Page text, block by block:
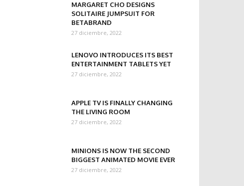
MARGARET CHO DESIGNS
SOLITAIRE JUMPSUIT FOR
BETABRAND
27 diciembre, 2022
LENOVO INTRODUCES ITS BEST
ENTERTAINMENT TABLETS YET
27 diciembre, 2022
APPLE TV IS FINALLY CHANGING
THE LIVING ROOM
27 diciembre, 2022
MINIONS IS NOW THE SECOND
BIGGEST ANIMATED MOVIE EVER
27 diciembre, 2022